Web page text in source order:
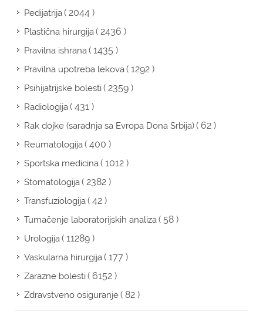
Pedijatrija( 2044 )
Plastična hirurgija( 2436 )
Pravilna ishrana( 1435 )
Pravilna upotreba lekova( 1292 )
Psihijatrijske bolesti( 2359 )
Radiologija( 431 )
Rak dojke (saradnja sa Evropa Dona Srbija)( 62 )
Reumatologija( 400 )
Sportska medicina( 1012 )
Stomatologija( 2382 )
Transfuziologija( 42 )
Tumačenje laboratorijskih analiza( 58 )
Urologija( 11289 )
Vaskularna hirurgija( 177 )
Zarazne bolesti( 6152 )
Zdravstveno osiguranje( 82 )